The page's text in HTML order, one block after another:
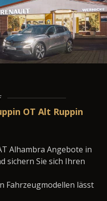
OT Alt Ruppin
Alhambra Angebote in
sichern Sie sich Ihren
Fahrzeugmodellen lässt